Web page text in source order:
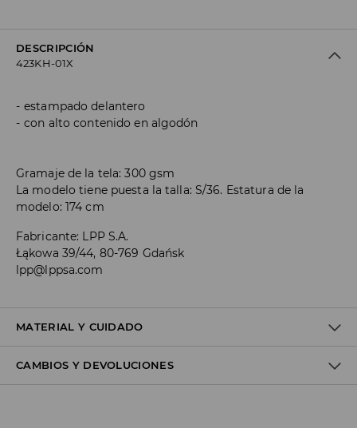
DESCRIPCIÓN
423KH-01X
estampado delantero
con alto contenido en algodón
Gramaje de la tela: 300 gsm
La modelo tiene puesta la talla: S/36. Estatura de la
modelo: 174 cm
Fabricante: LPP S.A.
Łąkowa 39/44, 80-769 Gdańsk
lpp@lppsa.com
MATERIAL Y CUIDADO
1º TELA: 60% ALGODÓN, 40% POLIÉSTER
CAMBIOS Y DEVOLUCIONES